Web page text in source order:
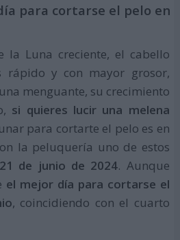
para cortarse el pelo en
la Luna creciente, el cabello
rápido y con mayor grosor,
menguante, su crecimiento
si quieres lucir una melena
para cortarte el pelo es en
la peluquería uno de estos
de junio de 2024. Aunque
el mejor día para cortarse el
, coincidiendo con el cuarto